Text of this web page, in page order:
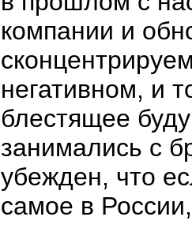
компании и
негативном, и
блестящее
занимались с
убежден, что
самое в